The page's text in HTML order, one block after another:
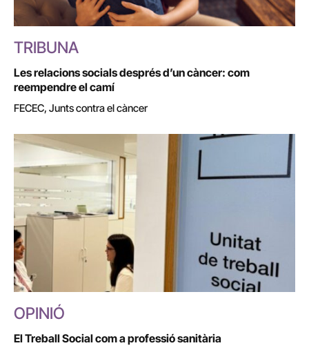
TRIBUNA
Les relacions socials després d’un càncer: com
reempendre el camí
FECEC, Junts contra el càncer
OPINIÓ
El Treball Social com a professió sanitària